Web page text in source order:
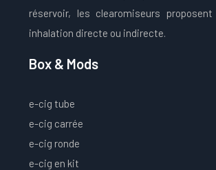
réservoir, les clearomiseurs
inhalation directe ou indirecte.
Box & Mods
e-cig tube
e-cig carrée
e-cig ronde
e-cig en kit